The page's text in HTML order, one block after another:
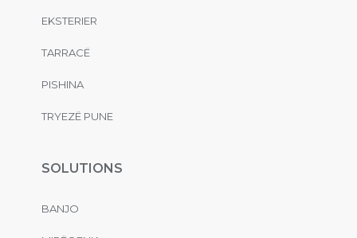
EKSTERIER
TARRACË
PISHINA
TRYEZË PUNE
SOLUTIONS
BANJO